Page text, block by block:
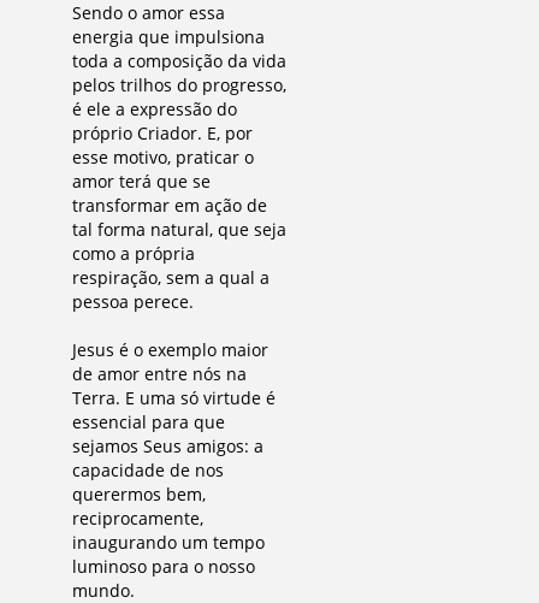
Sendo o amor essa
energia que impulsiona
toda a composição da vida
pelos trilhos do progresso,
é ele a expressão do
próprio Criador. E, por
esse motivo, praticar o
amor terá que se
transformar em ação de
tal forma natural, que seja
como a própria
respiração, sem a qual a
pessoa perece.
Jesus é o exemplo maior
de amor entre nós na
Terra. E uma só virtude é
essencial para que
sejamos Seus amigos: a
capacidade de nos
querermos bem,
reciprocamente,
inaugurando um tempo
luminoso para o nosso
mundo.